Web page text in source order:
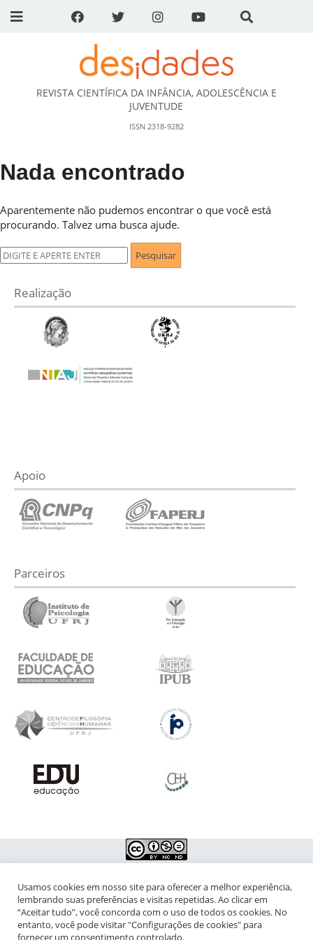
DESidades
REVISTA CIENTÍFICA DA INFÂNCIA, ADOLESCÊNCIA E
JUVENTUDE
ISSN 2318-9282
Nada encontrado
Aparentemente não pudemos encontrar o que você está
procurando. Talvez uma busca ajude.
Pesquisar
por:
Realização
Apoio
Parceiros
NIPIAC – Núcleo Interdisciplinar de Pesquisa para a Infância e
Adolescência Contemporâneas
Universidade Federal do Rio de Janeiro - Campus da Praia Vermelha
Usamos cookies em nosso site para oferecer a melhor experiência,
lembrando suas preferências e visitas repetidas. Ao clicar em
“Aceitar tudo”, você concorda com o uso de todos os cookies. No
entanto, você pode visitar "Configurações de cookies" para
fornecer um consentimento controlado.